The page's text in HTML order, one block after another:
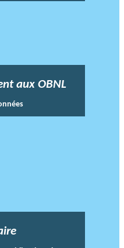
aux OBNL